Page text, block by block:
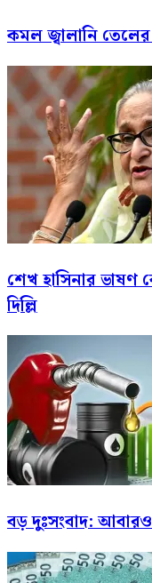
কমল জ্বালানি
শেখ হাসিনার ভাষণ
দিল্লি
বড় দুঃসংবাদ: আবারও